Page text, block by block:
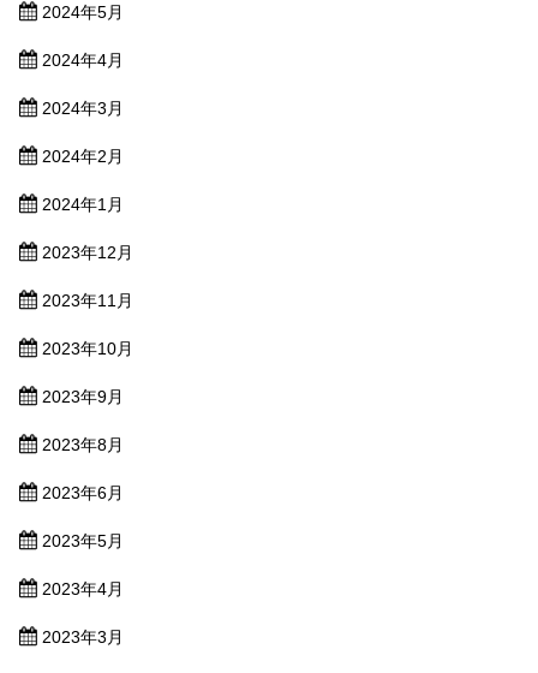
2024年5月
2024年4月
2024年3月
2024年2月
2024年1月
2023年12月
2023年11月
2023年10月
2023年9月
2023年8月
2023年6月
2023年5月
2023年4月
2023年3月